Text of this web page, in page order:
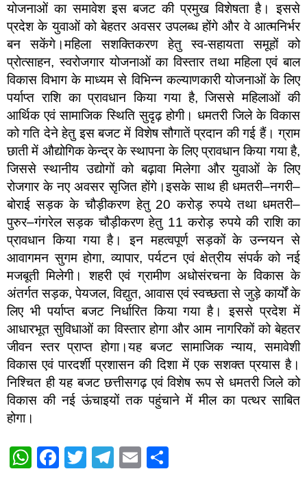
योजनाओं का समावेश इस बजट की प्रमुख विशेषता है। इससे
प्रदेश के युवाओं को बेहतर अवसर उपलब्ध होंगे और वे आत्मनिर्भर
बन सकेंगे।महिला सशक्तिकरण हेतु स्व-सहायता समूहों को
प्रोत्साहन, स्वरोजगार योजनाओं का विस्तार तथा महिला एवं बाल
विकास विभाग के माध्यम से विभिन्न कल्याणकारी योजनाओं के लिए
पर्याप्त राशि का प्रावधान किया गया है, जिससे महिलाओं की
आर्थिक एवं सामाजिक स्थिति सुदृढ़ होगी। धमतरी जिले के विकास
को गति देने हेतु इस बजट में विशेष सौगातें प्रदान की गई हैं। ग्राम
छाती में औद्योगिक केन्द्र के स्थापना के लिए प्रावधान किया गया है,
जिससे स्थानीय उद्योगों को बढ़ावा मिलेगा और युवाओं के लिए
रोजगार के नए अवसर सृजित होंगे।इसके साथ ही धमतरी–नगरी–
बोराई सड़क के चौड़ीकरण हेतु 20 करोड़ रुपये तथा धमतरी–
पुरुर–गंगरेल सड़क चौड़ीकरण हेतु 11 करोड़ रुपये की राशि का
प्रावधान किया गया है। इन महत्वपूर्ण सड़कों के उन्नयन से
आवागमन सुगम होगा, व्यापार, पर्यटन एवं क्षेत्रीय संपर्क को नई
मजबूती मिलेगी। शहरी एवं ग्रामीण अधोसंरचना के विकास के
अंतर्गत सड़क, पेयजल, विद्युत, आवास एवं स्वच्छता से जुड़े कार्यों के
लिए भी पर्याप्त बजट निर्धारित किया गया है। इससे प्रदेश में
आधारभूत सुविधाओं का विस्तार होगा और आम नागरिकों को बेहतर
जीवन स्तर प्राप्त होगा।यह बजट सामाजिक न्याय, समावेशी
विकास एवं पारदर्शी प्रशासन की दिशा में एक सशक्त प्रयास है।
निश्चित ही यह बजट छत्तीसगढ़ एवं विशेष रूप से धमतरी जिले को
विकास की नई ऊंचाइयों तक पहुंचाने में मील का पत्थर साबित
होगा।
W
F
T
T
E